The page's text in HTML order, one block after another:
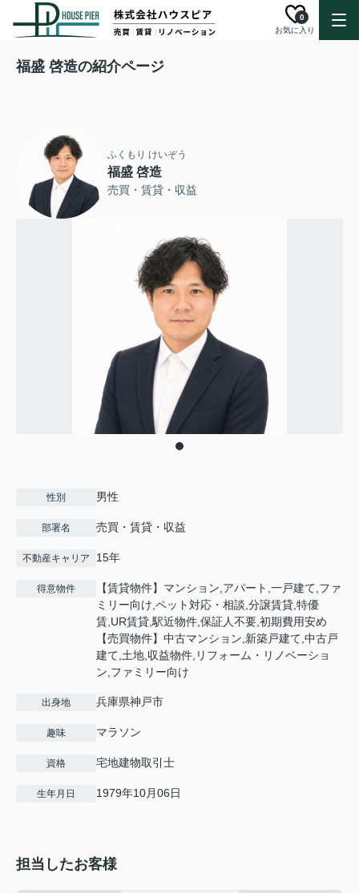
お気に入り
0
福盛 啓造の紹介ページ
ふくもり けいぞう
福盛 啓造
売買・賃貸・収益
性別 男性
部署名 売買・賃貸・収益
不動産キャリア 15年
得意物件
【賃貸物件】マンション,アパート,一戸建て,ファ
ミリー向け,ペット対応・相談,分譲賃貸,特優
賃,UR賃貸,駅近物件,保証人不要,初期費用安め
【売買物件】中古マンション,新築戸建て,中古戸
建て,土地,収益物件,リフォーム・リノベーショ
ン,ファミリー向け
出身地 兵庫県神戸市
趣味 マラソン
資格 宅地建物取引士
生年月日 1979年10月06日
担当したお客様